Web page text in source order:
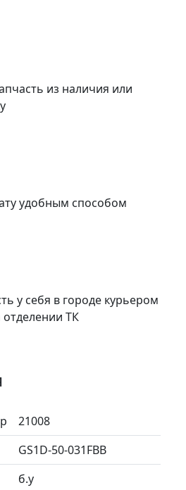
из наличия или
удобным способом
у себя в городе курьером
ТК
21008
GS1D-50-031FBB
б.у